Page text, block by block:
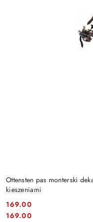
Ottensten pas monterski
kieszeniami
Cena:
169.00
Cena:
169.00